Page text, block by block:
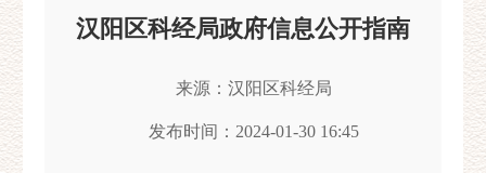
汉阳区科经局政府信息公开指南
来源：汉阳区科经局
发布时间：2024-01-30 16:45